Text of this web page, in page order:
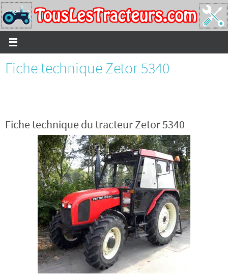
Passer
vers
le
contenu
Fiche technique Zetor 5340
Fiche technique du tracteur Zetor 5340